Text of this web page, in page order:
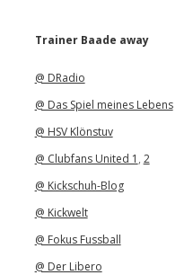
iTrainer Baade away
@ DRadio
@ Das Spiel meines Lebens
@ HSV Klönstuv
@ Clubfans United 1 , 2
@ Kickschuh-Blog
@ Kickwelt
@ Fokus Fussball
@ Der Libero